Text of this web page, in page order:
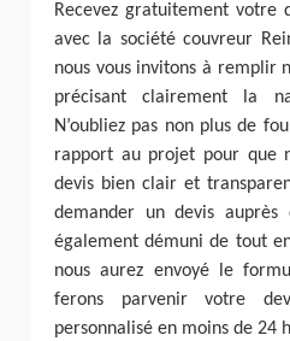
Recevez gratuitement votre
avec la société couvreur
nous vous invitons à remplir
précisant clairement la
N’oubliez pas non plus de
rapport au projet pour que
devis bien clair et
demander un devis
également démuni de tout
nous aurez envoyé le
ferons parvenir votre
personnalisé en moins de 24